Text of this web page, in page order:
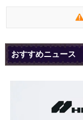
おすすめニュース